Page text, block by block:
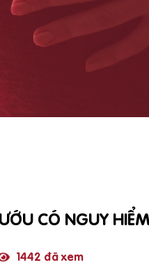
CÓ NGUY
1442 đã xem